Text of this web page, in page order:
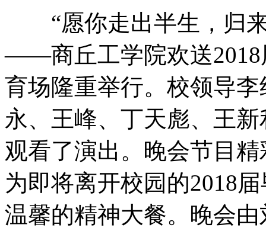
“愿你走出半生，归来
——商丘工学院欢送2018
育场隆重举行。校领导
永、王峰、丁天彪、王
观看了演出。晚会节目
为即将离开校园的2018
温馨的精神大餐。晚会